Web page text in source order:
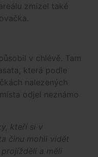
zmizel také
v chlévě. Tam
která podle
nalezených
odjel neznámo
kteří si v
činu mohli vidět
a měli